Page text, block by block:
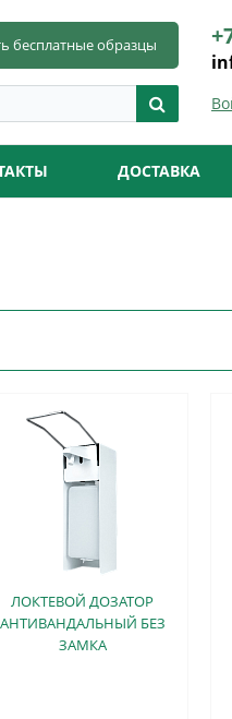
бесплатные образцы
ДОСТАВКА
ЛОКТЕВОЙ ДОЗАТОР
АНТИВАНДАЛЬНЫЙ БЕЗ
ЗАМКА